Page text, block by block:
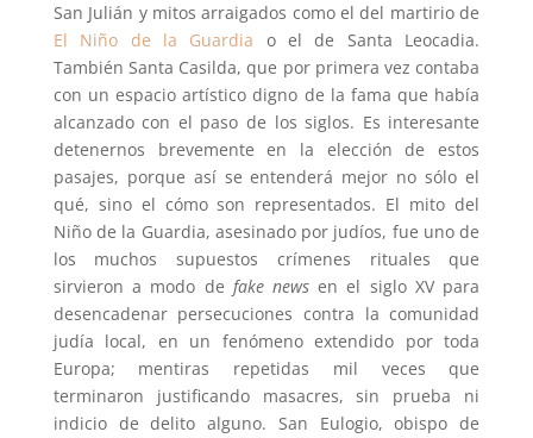
San Julián y mitos arraigados como el del martirio de
El Niño de la Guardia o el de Santa Leocadia.
También Santa Casilda, que por primera vez contaba
con un espacio artístico digno de la fama que había
alcanzado con el paso de los siglos. Es interesante
detenernos brevemente en la elección de estos
pasajes, porque así se entenderá mejor no sólo el
qué, sino el cómo son representados. El mito del
Niño de la Guardia, asesinado por judíos, fue uno de
los muchos supuestos crímenes rituales que
sirvieron a modo de fake news en el siglo XV para
desencadenar persecuciones contra la comunidad
judía local, en un fenómeno extendido por toda
Europa; mentiras repetidas mil veces que
terminaron justificando masacres, sin prueba ni
indicio de delito alguno. San Eulogio, obispo de